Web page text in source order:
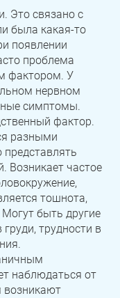
Это связано с
была какая-то
появлении
проблема
фактором. У
нервном
симптомы.
фактор.
разными
Возникает частое
тошнота,
быть другие
трудности в
наблюдаться от
возникают